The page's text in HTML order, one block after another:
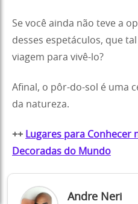
Se você ainda não teve a
desses espetáculos, que
viagem para vivê-lo?
Afinal, o pôr-do-sol é uma
da natureza.
++ Lugares para Conhecer
Decoradas do Mundo
Andre Neri